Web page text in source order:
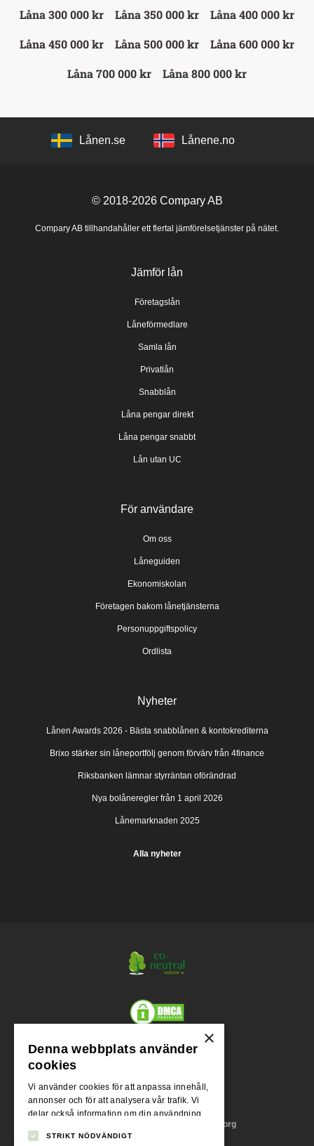
Låna 300 000 kr
Låna 350 000 kr
Låna 400 000 kr
Låna 450 000 kr
Låna 500 000 kr
Låna 600 000 kr
Låna 700 000 kr
Låna 800 000 kr
Lånen.se Lånene.no
© 2018-2026Compary AB
Compary AB tillhandahåller ett flertal jämförelsetjänster på nätet.
Jämför lån
Företagslån
Låneförmedlare
Samla lån
Privatlån
Snabblån
Låna pengar direkt
Låna pengar snabbt
Lån utan UC
För användare
Om oss
Låneguiden
Ekonomiskolan
Företagen bakom lånetjänsterna
Personuppgiftspolicy
Ordlista
Nyheter
Lånen Awards 2026 - Bästa snabblånen & kontokrediterna
Brixo stärker sin låneportfölj genom förvärv från 4finance
Riksbanken lämnar styrräntan oförändrad
Nya bolåneregler från 1 april 2026
Lånemarknaden 2025
Alla nyheter
Org.nr.
Adress
Stora Badhusgatan 18, 411 21 Göteborg
×
Denna webbplats använder
cookies
Vi använder cookies för att anpassa innehåll,
annonser och för att analysera vår trafik. Vi
delar också information om din användning
analyspartners som kan kombinera den med
STRIKT NÖDVÄNDIGT